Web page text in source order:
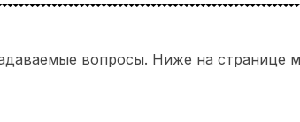
вопросы. Ниже на странице